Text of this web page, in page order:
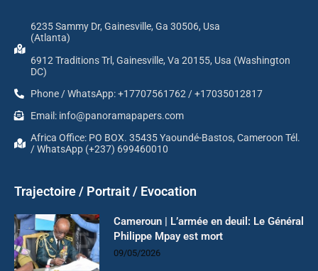
6235 Sammy Dr, Gainesville, Ga 30506, Usa
(Atlanta)
6912 Traditions Trl, Gainesville, Va 20155, Usa (Washington
DC)
Phone / WhatsApp: +17707561762 / +17035012817
Email: info@panoramapapers.com
Africa Office: PO BOX. 35435 Yaoundé-Bastos, Cameroon Tél.
/ WhatsApp (+237) 699460010
Trajectoire / Portrait / Evocation
Cameroun | L’armée en deuil: Le Général
Philippe Mpay est mort
09/05/2026